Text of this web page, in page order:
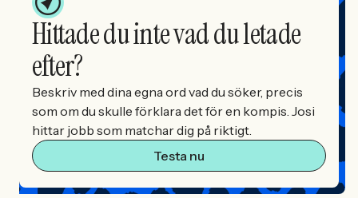
Hittade du inte vad du letade
efter?
Beskriv med dina egna ord vad du söker, precis
som om du skulle förklara det för en kompis. Josi
hittar jobb som matchar dig på riktigt.
Testa nu